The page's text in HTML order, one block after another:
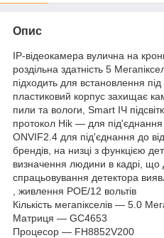
Опис
IP-відеокамера вулична на
роздільна здатність 5
підходить для встановлення
пластиковий корпус захищає
пили та вологи, Smart ІЧ
протокол Hik — для
ONVIF2.4 для під'єднання до
брендів, на низці з функцією
визначення людини в кадрі, що
спрацьовування детектора
, живлення POE/12 вольтів
Кількість мегапікселів — 5.0
Матриця — GC4653
Процесор — FH8852V200